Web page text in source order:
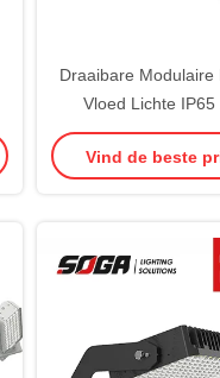
Draaibare Modulaire
Vloed Lichte IP65
Openlucht
Vind de beste